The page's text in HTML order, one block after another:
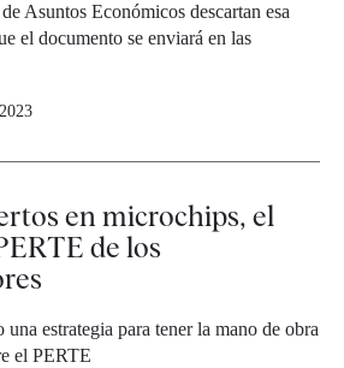
Asuntos Económicos descartan esa
el documento se enviará en las
en microchips, el
de los
una estrategia para tener la mano de obra
el PERTE